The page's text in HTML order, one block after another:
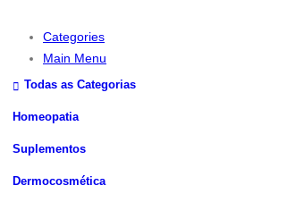
Categories
Main Menu
Todas as Categorias
Homeopatia
Suplementos
Dermocosmética